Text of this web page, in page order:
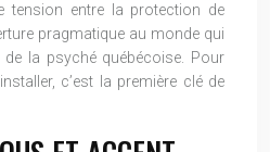
tension entre la protection de
pragmatique au monde qui
de la psyché québécoise. Pour
c’est la première clé de